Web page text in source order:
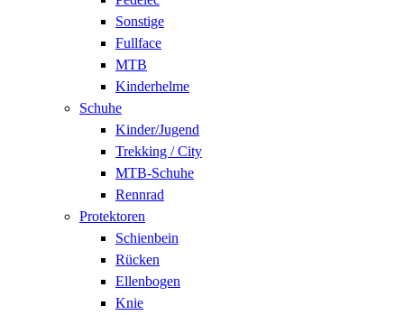
Sonstige
Fullface
MTB
Kinderhelme
Schuhe
Kinder/Jugend
Trekking / City
MTB-Schuhe
Rennrad
Protektoren
Schienbein
Rücken
Ellenbogen
Knie